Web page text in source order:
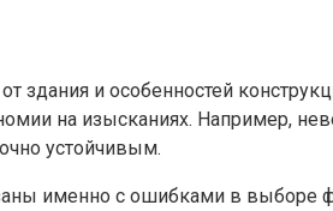
здания и особенностей
на изысканиях. Например,
устойчивым.
именно с ошибками в выборе